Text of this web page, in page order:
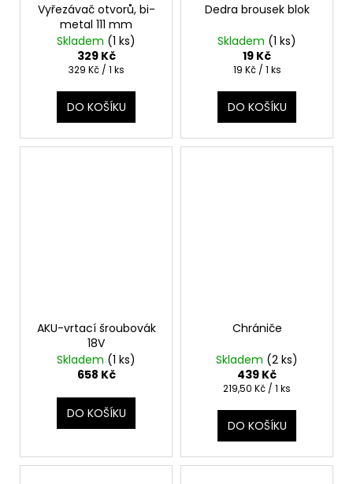
Vyřezávač otvorů, bi-
metal 111 mm
Skladem (1 ks)
329 Kč
Měrná
329 Kč / 1 ks
DO KOŠÍKU
Dedra brousek blok
Skladem (1 ks)
19 Kč
Měrná
19 Kč / 1 ks
DO KOŠÍKU
AKU-vrtací šroubovák
18V
Skladem (1 ks)
658 Kč
DO KOŠÍKU
Chrániče
Skladem (2 ks)
439 Kč
Měrná
219,50 Kč / 1 ks
DO KOŠÍKU